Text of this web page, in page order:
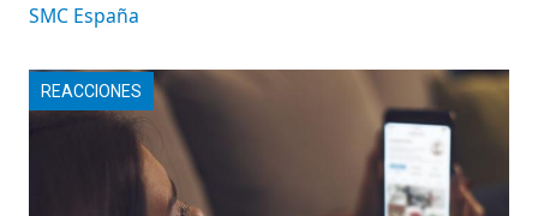
SMC España
REACCIONES